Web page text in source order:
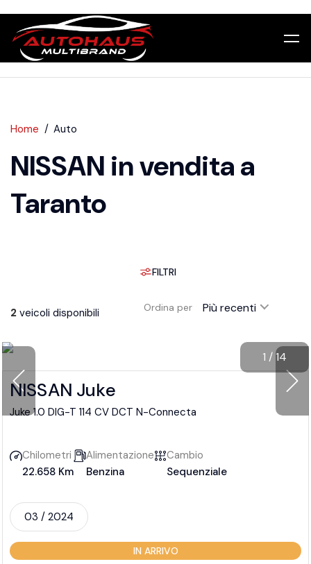
Home Auto
NISSAN in vendita a
Taranto
FILTRI
2 veicoli disponibili Ordina per Più recenti
1 /14
NISSAN Juke
Juke 1.0 DIG-T 114 CV DCT N-Connecta
Chilometri
22.658 Km
Alimentazione
Benzina
Cambio
Sequenziale
03 / 2024
IN ARRIVO